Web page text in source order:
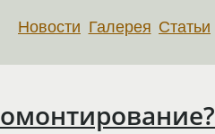
Новости Галерея Статьи